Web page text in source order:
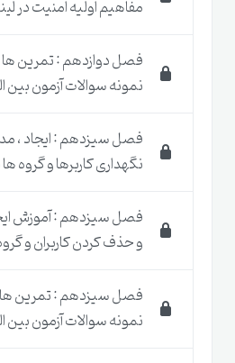
است . به همین دلیل شما با
آموزشی را متمایز می کند را
آموزش ها بصورت گام به گام
و بصورت لابراتواری برگزار
مدرس در بزرگترین سازمان
در صورت عدم رضایت از
مفاهیم اولیه امنیت در
فصل دوازدهم : تمرین ها
نمونه سوالات آزمون بین
فصل سیزدهم : ایجاد ،
نگهداری کاربرها و گروه
فصل سیزدهم : آموزش
و حذف کردن کاربران و
فصل سیزدهم : تمرین ها
نمونه سوالات آزمون بین